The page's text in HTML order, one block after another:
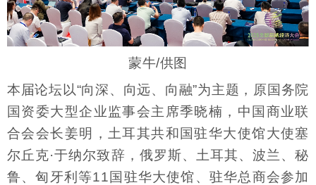
蒙牛/供图
本届论坛以“向深、向远、向融”为主题，原国务院
国资委大型企业监事会主席季晓楠，中国商业联
合会会长姜明，土耳其共和国驻华大使馆大使塞
尔丘克·于纳尔致辞，俄罗斯、土耳其、波兰、秘
鲁、匈牙利等11国驻华大使馆、驻华总商会参加